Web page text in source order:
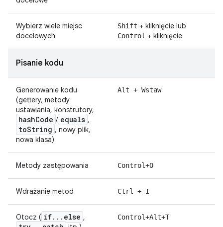
Wybierz wiele miejsc
docelowych
Shift + kliknięcie lub
Control + kliknięcie
Pisanie kodu
Generowanie kodu
(gettery, metody
ustawiania, konstrutory,
hashCode / equals ,
toString , nowy plik,
nowa klasa)
Alt + Wstaw
Metody zastępowania Control+O
Wdrażanie metod Ctrl + I
Otocz ( if. . . else , Control+Alt+T